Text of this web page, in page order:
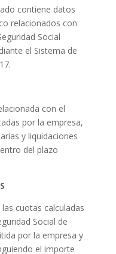
contiene datos
relacionados con
Social
el Sistema de
con el
por la empresa,
y liquidaciones
del plazo
cuotas calculadas
Social de
por la empresa y
el importe